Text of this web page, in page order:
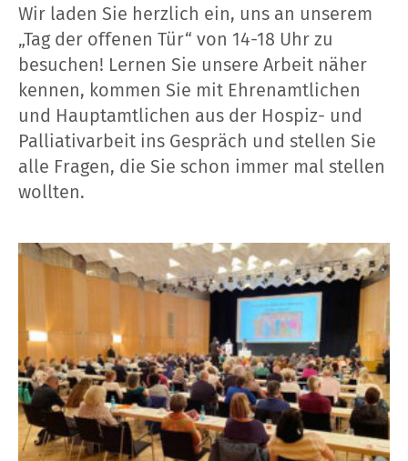
Wir laden Sie herzlich ein, uns an unserem
„Tag der offenen Tür“ von 14-18 Uhr zu
besuchen! Lernen Sie unsere Arbeit näher
kennen, kommen Sie mit Ehrenamtlichen
und Hauptamtlichen aus der Hospiz- und
Palliativarbeit ins Gespräch und stellen Sie
alle Fragen, die Sie schon immer mal stellen
wollten.